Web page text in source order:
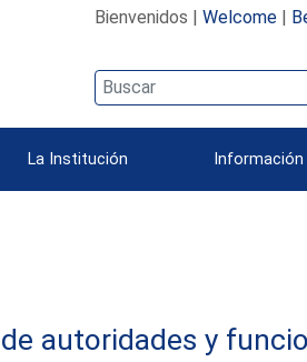
Bienvenidos | Welcome|
La Institución
autoridades y